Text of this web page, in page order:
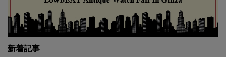
新着記事